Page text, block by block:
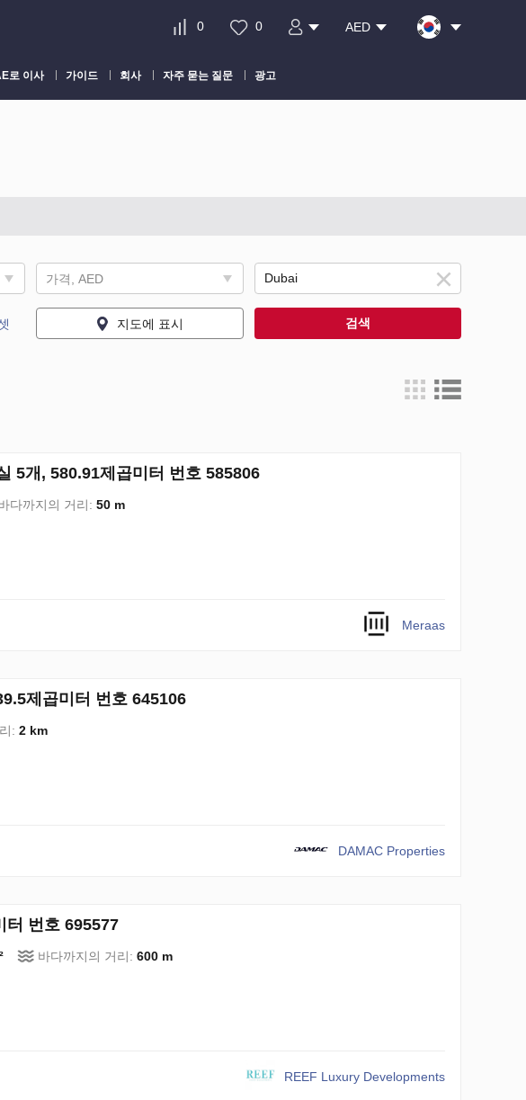
0 0 AED
로 이사 가이드 회사 자주 묻는 질문 광고
가격, AED
지도에 표시 검색
5개, 580.91제곱미터 번호 585806
다까지의 거리: 50 m
Meraas
제곱미터 번호 645106
: 2 km
DAMAC Properties
터 번호 695577
바다까지의 거리: 600 m
REEF Luxury Developments